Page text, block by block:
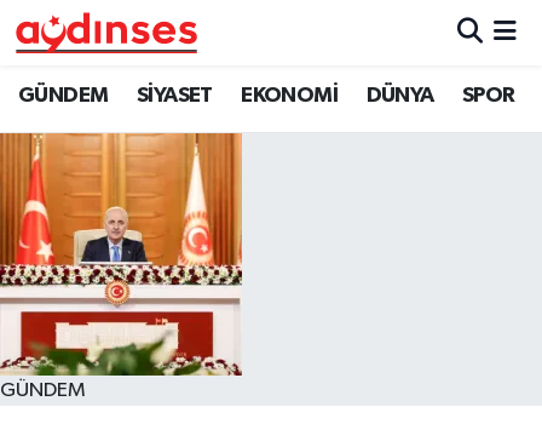
GÜNDEM SİYASET EKONOMİ DÜNYA SPOR
GÜNDEM
GÜNDEM
SİYASET
EKONOMİ
DÜNYA
SPOR
MAGAZİN
Nöbetçi Eczaneler
Hava Durumu
Aydin Namaz Vakitleri
Trafik Durumu
Süper Lig Puan Durumu ve Fikstür
Tüm Manşetler